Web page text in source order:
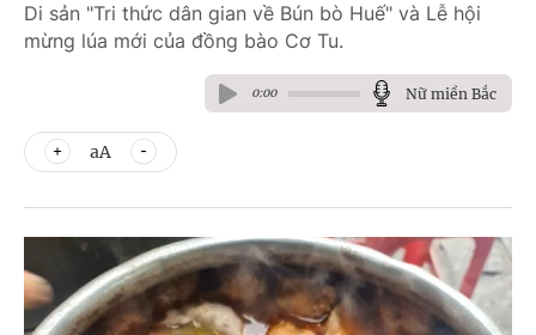
Di sản "Tri thức dân gian về Bún bò Huế" và Lễ hội
mừng lúa mới của đồng bào Cơ Tu.
0:00 Nữ miền Bắc
aA